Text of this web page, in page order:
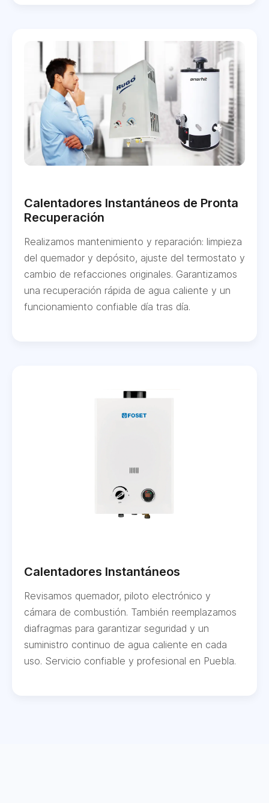
Calentadores Instantáneos de Pronta
Recuperación
Realizamos mantenimiento y reparación: limpieza
del quemador y depósito, ajuste del termostato y
cambio de refacciones originales. Garantizamos
una recuperación rápida de agua caliente y un
funcionamiento confiable día tras día.
Calentadores Instantáneos
Revisamos quemador, piloto electrónico y
cámara de combustión. También reemplazamos
diafragmas para garantizar seguridad y un
suministro continuo de agua caliente en cada
uso. Servicio confiable y profesional en Puebla.